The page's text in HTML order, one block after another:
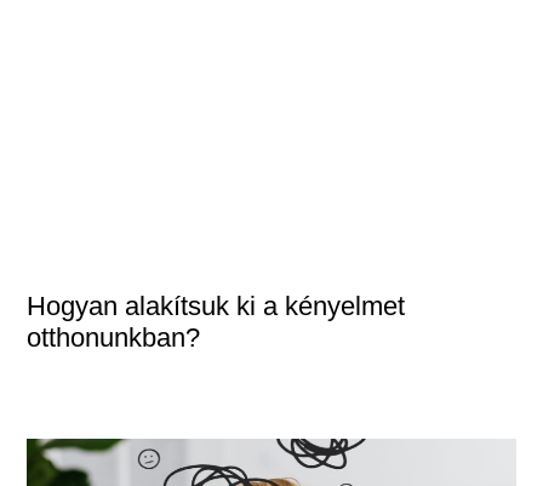
Hogyan alakítsuk ki a kényelmet
otthonunkban?